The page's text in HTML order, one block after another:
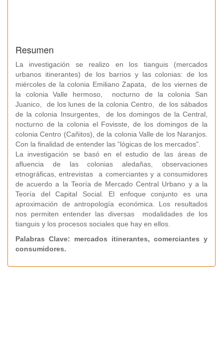
Resumen
La investigación se realizo en los tianguis (mercados
urbanos itinerantes) de los barrios y las colonias: de los
miércoles de la colonia Emiliano Zapata, de los viernes de
la colonia Valle hermoso, nocturno de la colonia San
Juanico, de los lunes de la colonia Centro, de los sábados
de la colonia Insurgentes, de los domingos de la Central,
nocturno de la colonia el Fovisste, de los domingos de la
colonia Centro (Cañitos), de la colonia Valle de los Naranjos.
Con la finalidad de entender las “lógicas de los mercados”.
La investigación se basó en el estudio de las áreas de
afluencia de las colonias aledañas, observaciones
etnográficas, entrevistas a comerciantes y a consumidores
de acuerdo a la Teoría de Mercado Central Urbano y a la
Teoría del Capital Social. El enfoque conjunto es una
aproximación de antropología económica. Los resultados
nos permiten entender las diversas modalidades de los
tianguis y los procesos sociales que hay en ellos.
Palabras Clave: mercados itinerantes, comerciantes y
consumidores.